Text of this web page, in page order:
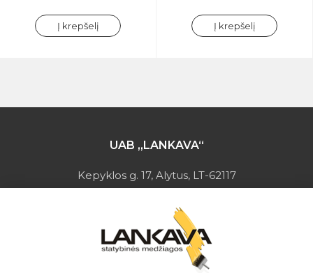
Į krepšelį Į krepšelį
UAB „LANKAVA“
Kepyklos g. 17, Alytus, LT-62117
Įmonės kodas: 149728275
PVM mokėtojo kodas: LT497282716
A.s.: LT037044060001923651
AB SEB bankas